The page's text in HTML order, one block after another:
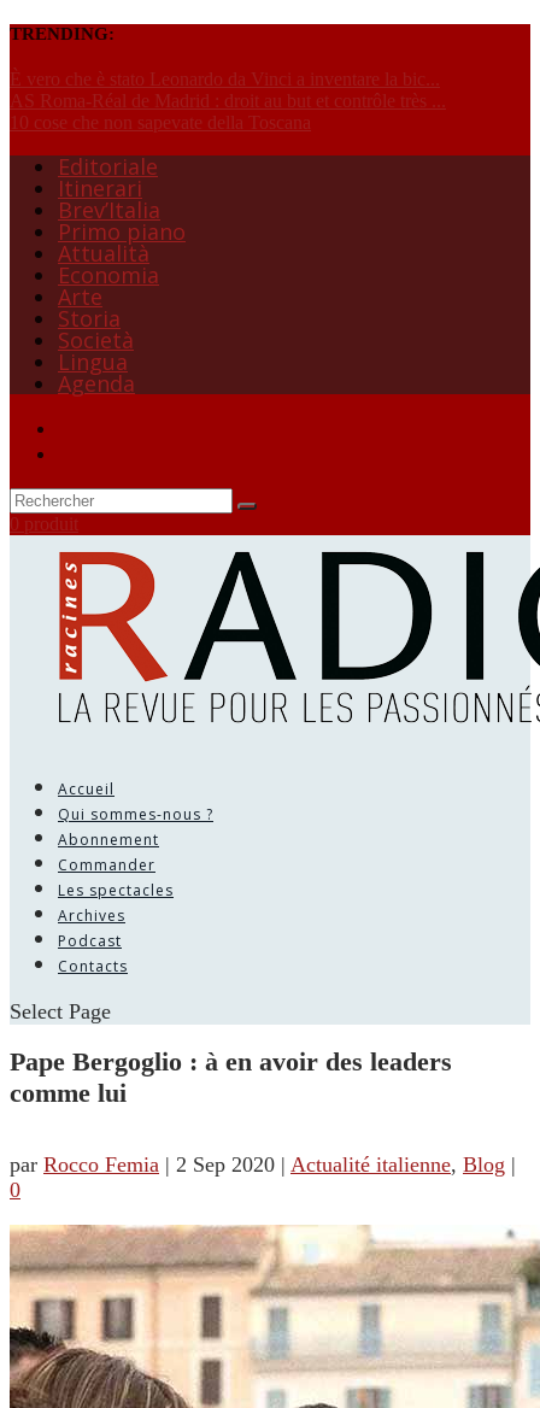
TRENDING:
È vero che è stato Leonardo da Vinci a inventare la bic...
AS Roma-Réal de Madrid : droit au but et contrôle très ...
10 cose che non sapevate della Toscana
Editoriale
Itinerari
Brev’Italia
Primo piano
Attualità
Economia
Arte
Storia
Società
Lingua
Agenda
0 produit
Accueil
Qui sommes-nous ?
Abonnement
Commander
Les spectacles
Archives
Podcast
Contacts
Select Page
Pape Bergoglio : à en avoir des leaders
comme lui
par Rocco Femia | 2 Sep 2020 | Actualité italienne, Blog |
0